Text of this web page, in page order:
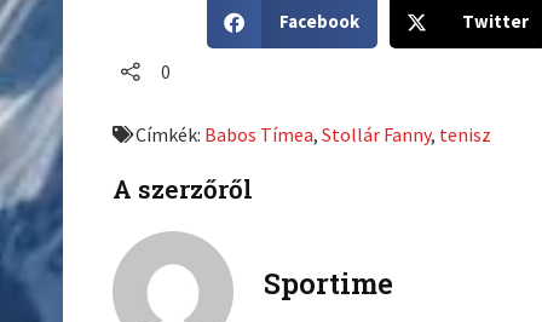
h
o
f
b
Facebook
h
o
Twitter
0
Címkék: Babos Tímea,Stollár Fanny, tenisz
A szerzőről
Sportime